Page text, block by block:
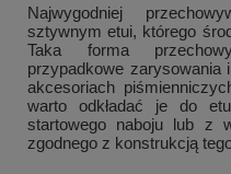
Najwygodniej
sztywnym etui, którego
Taka forma
przypadkowe zarysowania
akcesoriach
warto odkładać je do
startowego naboju lub z
zgodnego z konstrukcją